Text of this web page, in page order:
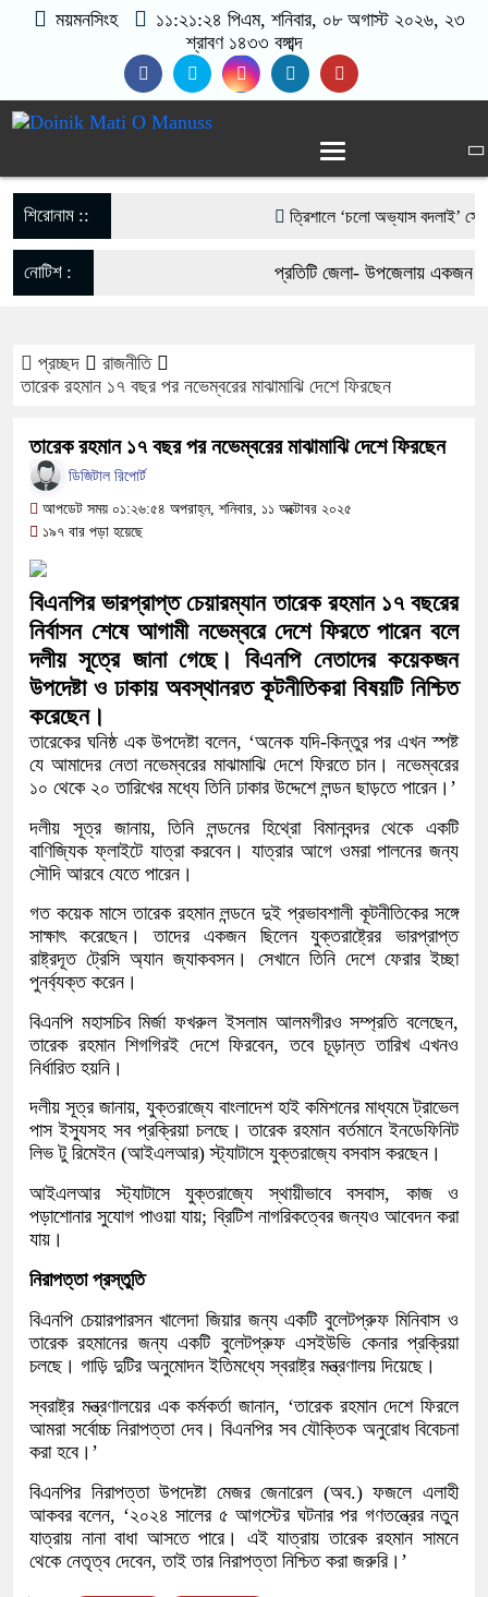
ময়মনসিংহ ১১:২১:২৪ পিএম, শনিবার, ০৮ অগাস্ট ২০২৬, ২৩
শ্রাবণ ১৪৩৩ বঙ্গাব্দ
শিরোনাম :: ‎ত্রিশালে ‘চলো অভ্যাস বদলাই’
আওয়ামী লীগের নিষেধাজ্ঞা
দুর্ভোগে হাজারো মানুষ
বিপাকে জানিয়েছে গভর্নর
সরকারকে ব্যর্থ করতে দেশের বিরুদ্ধে
বিচার প্রক্রিয়া শুরু: হাছান-
নোটিশ : প্রতিটি জেলা- উপজেলায় একজন
প্রচ্ছদ
রাজনীতি
তারেক রহমান ১৭ বছর পর নভেম্বরের মাঝামাঝি দেশে ফিরছেন
তারেক রহমান ১৭ বছর পর নভেম্বরের মাঝামাঝি দেশে ফিরছেন
ডিজিটাল রিপোর্ট
আপডেট সময় ০১:২৬:৫৪ অপরাহ্ন, শনিবার, ১১ অক্টোবর ২০২৫
১৯৭ বার পড়া হয়েছে
বিএনপির ভারপ্রাপ্ত চেয়ারম্যান তারেক রহমান ১৭ বছরের
নির্বাসন শেষে আগামী নভেম্বরে দেশে ফিরতে পারেন বলে
দলীয় সূত্রে জানা গেছে। বিএনপি নেতাদের কয়েকজন
উপদেষ্টা ও ঢাকায় অবস্থানরত কূটনীতিকরা বিষয়টি নিশ্চিত
করেছেন।
তারেকের ঘনিষ্ঠ এক উপদেষ্টা বলেন, ‘অনেক যদি-কিন্তুর পর এখন স্পষ্ট
যে আমাদের নেতা নভেম্বরের মাঝামাঝি দেশে ফিরতে চান। নভেম্বরের
১০ থেকে ২০ তারিখের মধ্যে তিনি ঢাকার উদ্দেশে লন্ডন ছাড়তে পারেন।’
দলীয় সূত্র জানায়, তিনি লন্ডনের হিথ্রো বিমানবন্দর থেকে একটি
বাণিজ্যিক ফ্লাইটে যাত্রা করবেন। যাত্রার আগে ওমরা পালনের জন্য
সৌদি আরবে যেতে পারেন।
গত কয়েক মাসে তারেক রহমান লন্ডনে দুই প্রভাবশালী কূটনীতিকের সঙ্গে
সাক্ষাৎ করেছেন। তাদের একজন ছিলেন যুক্তরাষ্ট্রের ভারপ্রাপ্ত
রাষ্ট্রদূত ট্রেসি অ্যান জ্যাকবসন। সেখানে তিনি দেশে ফেরার ইচ্ছা
পুনর্ব্যক্ত করেন।
বিএনপি মহাসচিব মির্জা ফখরুল ইসলাম আলমগীরও সম্প্রতি বলেছেন,
তারেক রহমান শিগগিরই দেশে ফিরবেন, তবে চূড়ান্ত তারিখ এখনও
নির্ধারিত হয়নি।
দলীয় সূত্র জানায়, যুক্তরাজ্যে বাংলাদেশ হাই কমিশনের মাধ্যমে ট্রাভেল
পাস ইস্যুসহ সব প্রক্রিয়া চলছে। তারেক রহমান বর্তমানে ইনডেফিনিট
লিভ টু রিমেইন (আইএলআর) স্ট্যাটাসে যুক্তরাজ্যে বসবাস করছেন।
আইএলআর স্ট্যাটাসে যুক্তরাজ্যে স্থায়ীভাবে বসবাস, কাজ ও
পড়াশোনার সুযোগ পাওয়া যায়; ব্রিটিশ নাগরিকত্বের জন্যও আবেদন করা
যায়।
নিরাপত্তা প্রস্তুতি
বিএনপি চেয়ারপারসন খালেদা জিয়ার জন্য একটি বুলেটপ্রুফ মিনিবাস ও
তারেক রহমানের জন্য একটি বুলেটপ্রুফ এসইউভি কেনার প্রক্রিয়া
চলছে। গাড়ি দুটির অনুমোদন ইতিমধ্যে স্বরাষ্ট্র মন্ত্রণালয় দিয়েছে।
স্বরাষ্ট্র মন্ত্রণালয়ের এক কর্মকর্তা জানান, ‘তারেক রহমান দেশে ফিরলে
আমরা সর্বোচ্চ নিরাপত্তা দেব। বিএনপির সব যৌক্তিক অনুরোধ বিবেচনা
করা হবে।’
বিএনপির নিরাপত্তা উপদেষ্টা মেজর জেনারেল (অব.) ফজলে এলাহী
আকবর বলেন, ‘২০২৪ সালের ৫ আগস্টের ঘটনার পর গণতন্ত্রের নতুন
যাত্রায় নানা বাধা আসতে পারে। এই যাত্রায় তারেক রহমান সামনে
থেকে নেতৃত্ব দেবেন, তাই তার নিরাপত্তা নিশ্চিত করা জরুরি।’